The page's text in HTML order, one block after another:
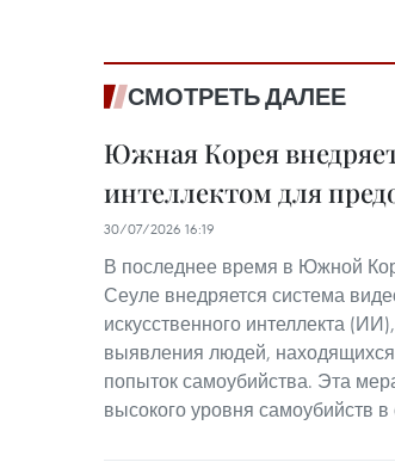
СМОТРЕТЬ ДАЛЕЕ
Южная Корея
интеллектом для
30/07/2026 16:19
В последнее время в Южной
Сеуле внедряется система
искусственного интеллекта
выявления людей,
попыток самоубийства. Эта
высокого уровня самоубийств в